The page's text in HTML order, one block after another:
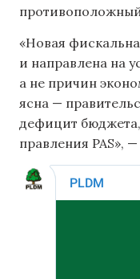
«Новая
и направлена ​​на
а не причин
ясна —
дефицит
правления PAS»,